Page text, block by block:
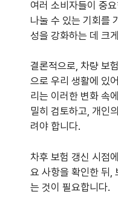
여러 소비자들이 중
나눌 수 있는 기회를
성을 강화하는 데 크
결론적으로, 차량 보
으로 우리 생활에 있
리는 이러한 변화 속
밀히 검토하고, 개인
려야 합니다.
차후 보험 갱신 시점
요 사항을 확인한 뒤,
는 것이 필요합니다.